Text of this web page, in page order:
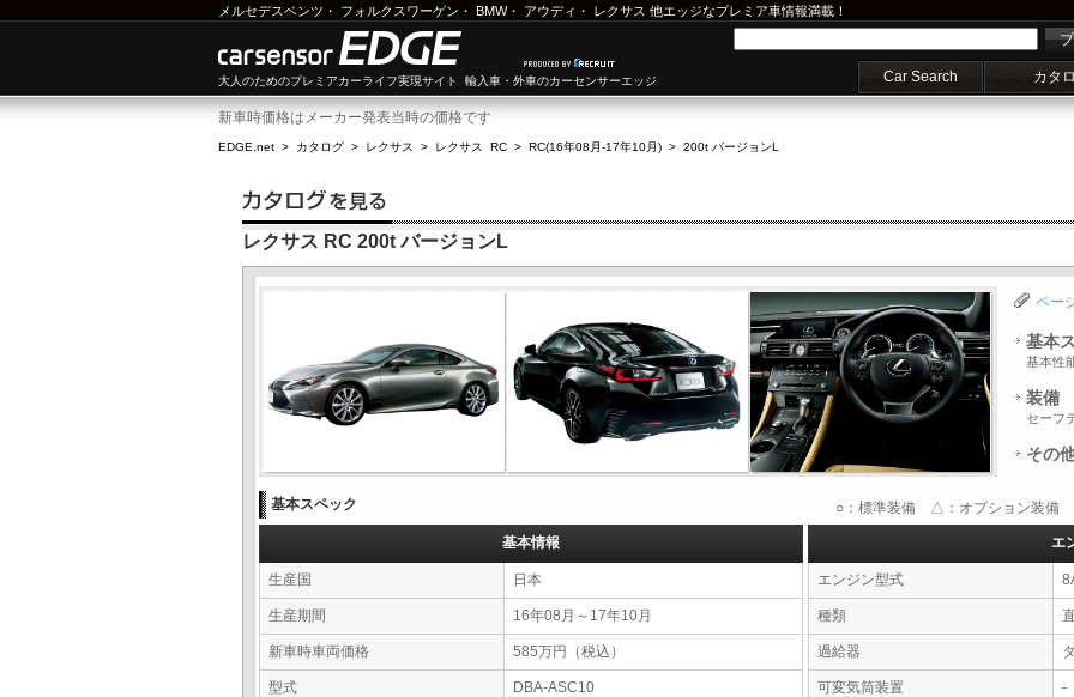
メルセデスベンツ ・ フォルクスワーゲン ・ BMW・ アウディ ・ レクサス 他エッジなプレミア車情報満載！
大人のためのプレミアカーライフ実現サイト 輸入車・外車のカーセンサーエッジ Car Search カタ
新車時価格はメーカー発表当時の価格です
EDGE.net > カタログ > レクサス > レクサス RC > RC(16年08月-17年10月) > 200t バージョンL
レクサス RC 200t バージョンL
ペー
基本
基本性
装備
セーフ
その
基本スペック ○：標準装備 △：オプション装備 -
基本情報
生産国 日本
生産期間 16年08月～17年10月
新車時車両価格 585万円（税込）
型式 DBA-ASC10
エ
エンジン型式
種類
過給器
可変気筒装置 -